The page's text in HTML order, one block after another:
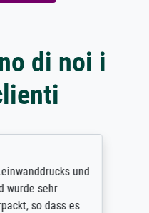
di noi i
und
wurde sehr
so dass es